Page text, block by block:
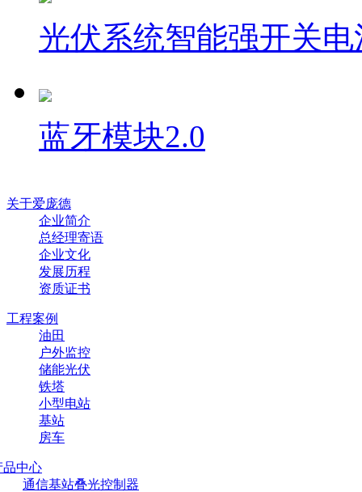
光伏系统智能强开关
蓝牙模块2.0
关于爱庞德
企业简介
总经理寄语
企业文化
发展历程
资质证书
工程案例
油田
户外监控
储能光伏
铁塔
小型电站
基站
房车
品中心
通信基站叠光控制器